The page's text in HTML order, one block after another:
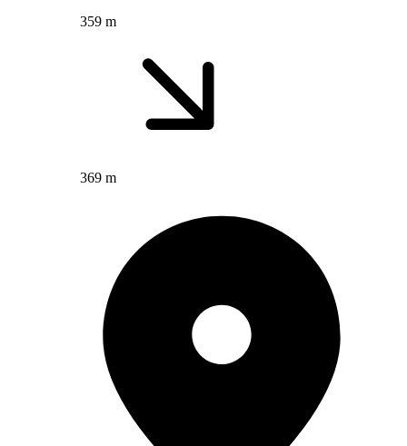
359 m
369 m